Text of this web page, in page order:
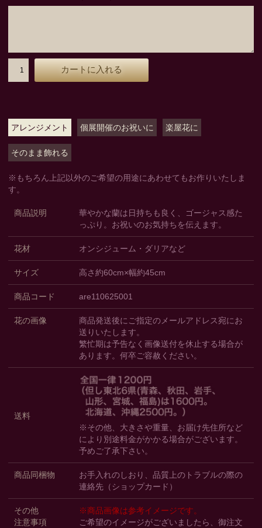
アレンジメント 個展開催のお祝いに 楽屋花に
そのまま飾れる
※もちろん上記以外のご希望の用途にあわせてもお作りいたしま
す。
商品説明
華やかな蘭は日持ちも良く、ゴージャス感た
っぷり。お祝いのお気持ちを伝えます。
花材 オンシジューム・ダリアなど
サイズ 高さ約60cm×幅約45cm
商品コード are110625001
花の画像
商品発送後にご指定のメールアドレス宛にお
送りいたします。
繁忙期は予告なく画像送付を休止する場合が
あります。何卒ご容赦ください。
送料
※その他、大きさや重量、お届け先住所など
により別途料金がかかる場合がございます。
予めご了承下さい。
商品同梱物
お手入れのしおり、品質上のトラブルの際の
連絡先（ショップカード）
その他
注意事項
※商品画像は参考イメージです。
ご希望のイメージがございましたら、御注文